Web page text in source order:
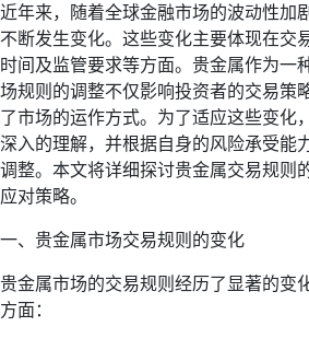
近年来，随着全球金融市场的波动性加剧
不断发生变化。这些变化主要体现在交
时间及监管要求等方面。贵金属作为一
场规则的调整不仅影响投资者的交易策
了市场的运作方式。为了适应这些变化
深入的理解，并根据自身的风险承受能
调整。本文将详细探讨贵金属交易规则
应对策略。
一、贵金属市场交易规则的变化
贵金属市场的交易规则经历了显著的变
方面：